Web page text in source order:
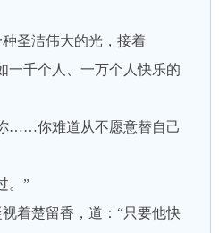
圣洁伟大的光，接着
一千个人、一万个人快乐的
你难道从不愿意替自己
。”
楚留香，道：“只要他快